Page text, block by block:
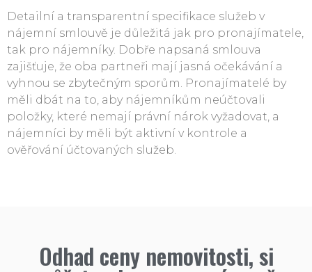
Detailní a transparentní specifikace služeb v
nájemní smlouvě je důležitá jak pro pronajímatele,
tak pro nájemníky. Dobře napsaná smlouva
zajišťuje, že oba partneři mají jasná očekávání a
vyhnou se zbytečným sporům. Pronajímatelé by
měli dbát na to, aby nájemníkům neúčtovali
položky, které nemají právní nárok vyžadovat, a
nájemníci by měli být aktivní v kontrole a
ověřování účtovaných služeb.
Odhad ceny nemovitosti, si